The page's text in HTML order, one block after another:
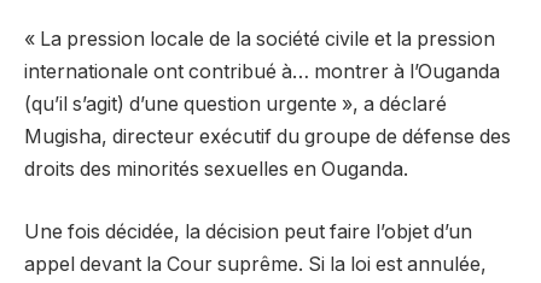
« La pression locale de la société civile et la pression
internationale ont contribué à… montrer à l’Ouganda
(qu’il s’agit) d’une question urgente », a déclaré
Mugisha, directeur exécutif du groupe de défense des
droits des minorités sexuelles en Ouganda.
Une fois décidée, la décision peut faire l’objet d’un
appel devant la Cour suprême. Si la loi est annulée,